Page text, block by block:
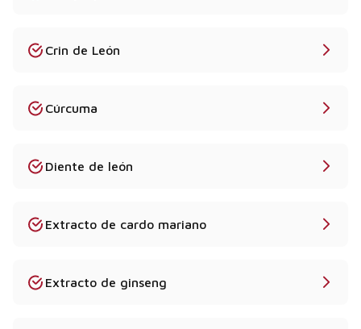
Crin de León
Cúrcuma
Diente de león
Extracto de cardo mariano
Extracto de ginseng